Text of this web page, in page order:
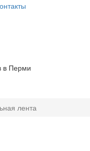
в Перми
лента